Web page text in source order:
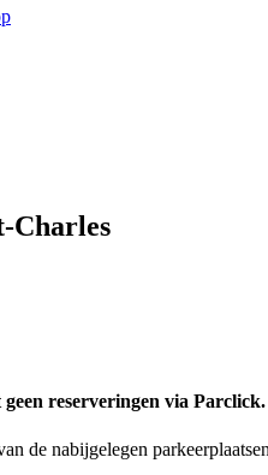
Charles
reserveringen via Parclick.
de nabijgelegen